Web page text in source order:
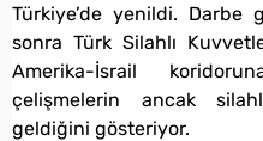
Türkiye’de yenildi. Darbe
sonra Türk Silahlı
Amerika-İsrail
çelişmelerin ancak
geldiğini gösteriyor.